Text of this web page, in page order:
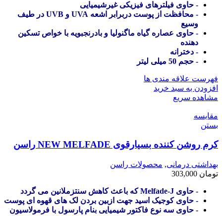
- حاوی فیلترهای فیزیکی غیرشیمیایی
- محافظت از پوست دربرابر اشعه UVA و UVB در طیف
وسیع
- حاوی عصاره گیاه ماگنولیا و بادرنجبویه با خواص تسکین
دهنده
- دخترانه
- حجم 50 میلی لیتر
فهرست علاقه مندی ها
افزودن به سبد خرید
مشاهده سریع
مقایسه
بستن
کرم روشن کننده بسیارقوی NEW MELFADE راسن
بهداشتی درمانی, محصولات راسن
تومان
- حاوی Melfade-J که باعث کاهش سنتزملانین می گردد
- حاوی کوجیک اسید جهت ازبین بردن لک های قهوه ای پوست
- حاوی سه نوع فاکتور شیمیایی بنام پارسول با فرمولاسیون